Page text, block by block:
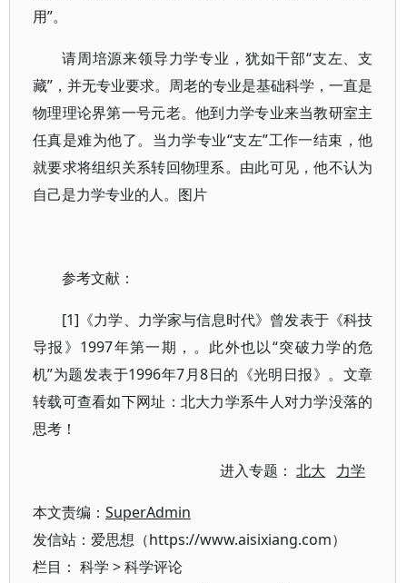
用”。
请周培源来领导力学专业，犹如干部“支左、支
藏”，并无专业要求。周老的专业是基础科学，一直是
物理理论界第一号元老。他到力学专业来当教研室主
任真是难为他了。当力学专业“支左”工作一结束，他
就要求将组织关系转回物理系。由此可见，他不认为
自己是力学专业的人。图片
参考文献：
[1]《力学、力学家与信息时代》曾发表于《科技
导报》1997年第一期，。此外也以“突破力学的危
机”为题发表于1996年7月8日的《光明日报》。文章
转载可查看如下网址：北大力学系牛人对力学没落的
思考！
进入专题：北大 力学
本文责编： SuperAdmin
发信站：爱思想（https://www.aisixiang.com）
栏目： 科学 >科学评论